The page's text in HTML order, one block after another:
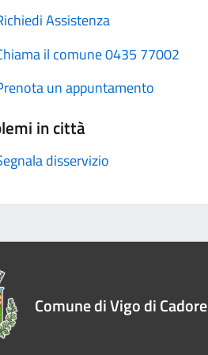
Assistenza
il comune 0435 77002
un appuntamento
in città
disservizio
Comune di Vigo di Cadore